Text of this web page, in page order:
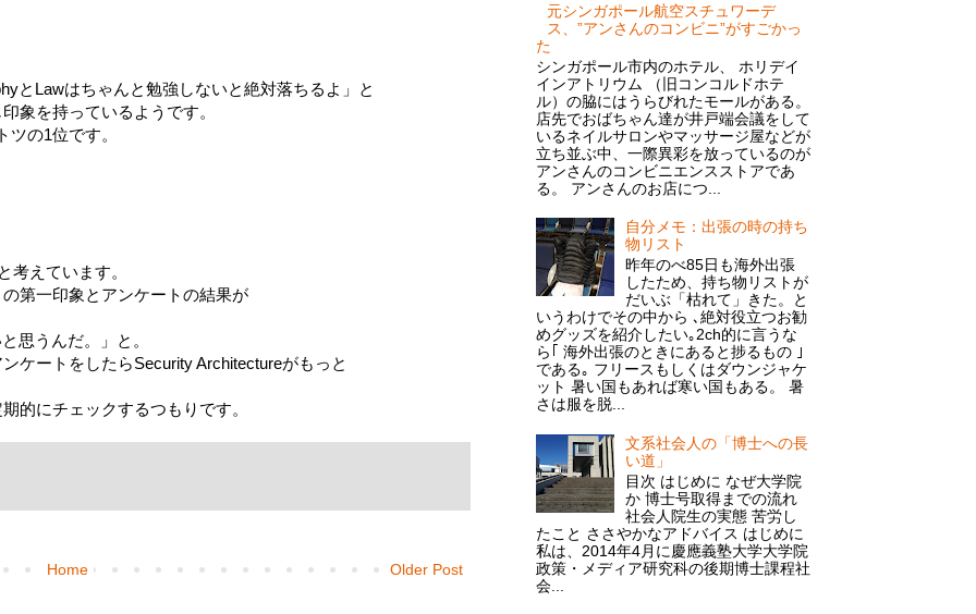
とLawはちゃんと勉強しないと絶対落ちるよ」と
象を持っているようです。
の1位です。
考えています。
第一印象とアンケートの結果が
思うんだ。」と。
ケートをしたらSecurity Architectureがもっと
的にチェックするつもりです。
Older Post
Home
元シンガポール航空スチュワーデ
ス、”アンさんのコンビニ”がすごかっ
た
シンガポール市内のホテル、 ホリデイ
インアトリウム （旧コンコルドホテ
ル）の脇にはうらびれたモールがある。
店先でおばちゃん達が井戸端会議をして
いるネイルサロンやマッサージ屋などが
立ち並ぶ中、一際異彩を放っているのが
アンさんのコンビニエンスストアであ
る。 アンさんのお店につ...
自分メモ：出張の時の持ち
物リスト
昨年のべ85日も海外出張
したため、持ち物リストが
だいぶ「枯れて」きた。と
いうわけでその中から ､絶対役立つお勧
めグッズを紹介したい｡2ch的に言うな
ら｢ 海外出張のときにあると捗るもの ｣
である｡ フリースもしくはダウンジャケ
ット 暑い国もあれば寒い国もある。 暑
さは服を脱...
文系社会人の「博士への長
い道」
目次 はじめに なぜ大学院
か 博士号取得までの流れ
社会人院生の実態 苦労し
たこと ささやかなアドバイス はじめに
私は、2014年4月に慶應義塾大学大学院
政策・メディア研究科の後期博士課程社
会...